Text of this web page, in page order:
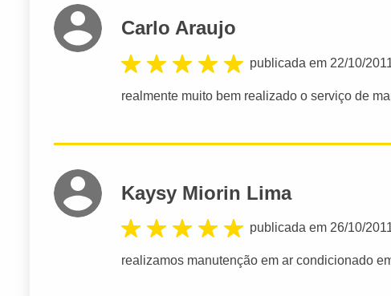
Carlo Araujo
publicada em 22/10/
realmente muito bem realizado o serviço de
Kaysy Miorin Lima
publicada em 26/10/
realizamos manutenção em ar condicionado